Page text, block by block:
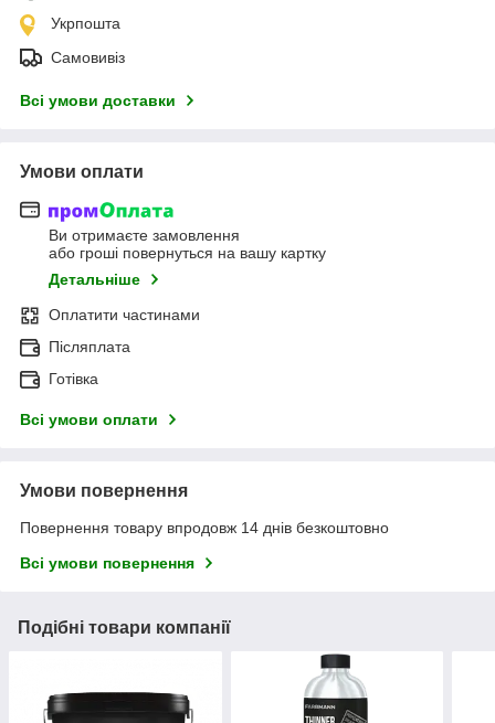
Укрпошта
Самовивіз
Всі умови доставки
Умови оплати
Ви отримаєте замовлення
або гроші повернуться на вашу картку
Детальніше
Оплатити частинами
Післяплата
Готівка
Всі умови оплати
Умови повернення
Повернення товару впродовж 14 днів безкоштовно
Всі умови повернення
Подібні товари компанії